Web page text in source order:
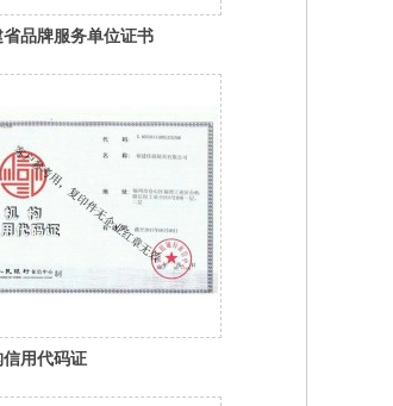
省品牌服务单位证书
信用代码证